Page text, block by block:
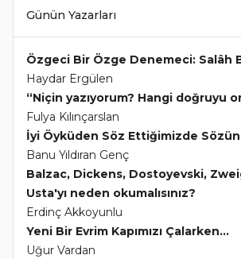
Günün Yazarları
Özgeci Bir Özge Denemeci: Salâh
Haydar Ergülen
“Niçin yazıyorum? Hangi doğruyu
Fulya Kılınçarslan
İyi Öyküden Söz Ettiğimizde
Banu Yıldıran Genç
Balzac, Dickens, Dostoyevski,
Usta'yı neden okumalısınız?
Erdinç Akkoyunlu
Yeni Bir Evrim Kapımızı Çalarken...
Uğur Vardan